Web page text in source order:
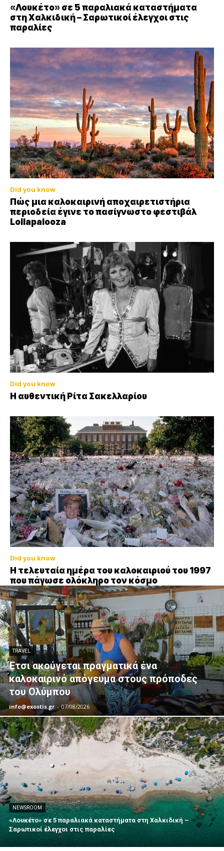
«Λουκέτο» σε 5 παραλιακά καταστήματα
στη Χαλκιδική – Σαρωτικοί έλεγχοι στις
παραλίες
Did you know
Πώς μια καλοκαιρινή αποχαιρετιστήρια
περιοδεία έγινε το πασίγνωστο φεστιβάλ
Lollapalooza
Did you know
Η αυθεντική Ρίτα Σακελλαρίου
Did you know
Η τελευταία ημέρα του καλοκαιριού του 1997
που πάγωσε ολόκληρο τον κόσμο
TRAVEL
Έτσι ακούγεται πραγματικά ένα
καλοκαιρινό απόγευμα στους πρόποδες
του Ολύμπου
info@exostis.gr - 07/08/2026
NEWSROOM
«Λουκέτο» σε 5 παραλιακά καταστήματα στη Χαλκιδική –
Σαρωτικοί έλεγχοι στις παραλίες